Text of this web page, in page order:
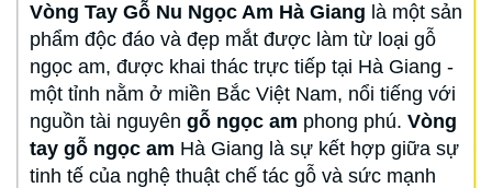
Vòng Tay Gỗ Nu Ngọc Am Hà Giang là một sản
phẩm độc đáo và đẹp mắt được làm từ loại gỗ
ngọc am, được khai thác trực tiếp tại Hà Giang -
một tỉnh nằm ở miền Bắc Việt Nam, nổi tiếng với
nguồn tài nguyên gỗ ngọc am phong phú. Vòng
tay gỗ ngọc am Hà Giang là sự kết hợp giữa sự
tinh tế của nghệ thuật chế tác gỗ và sức mạnh